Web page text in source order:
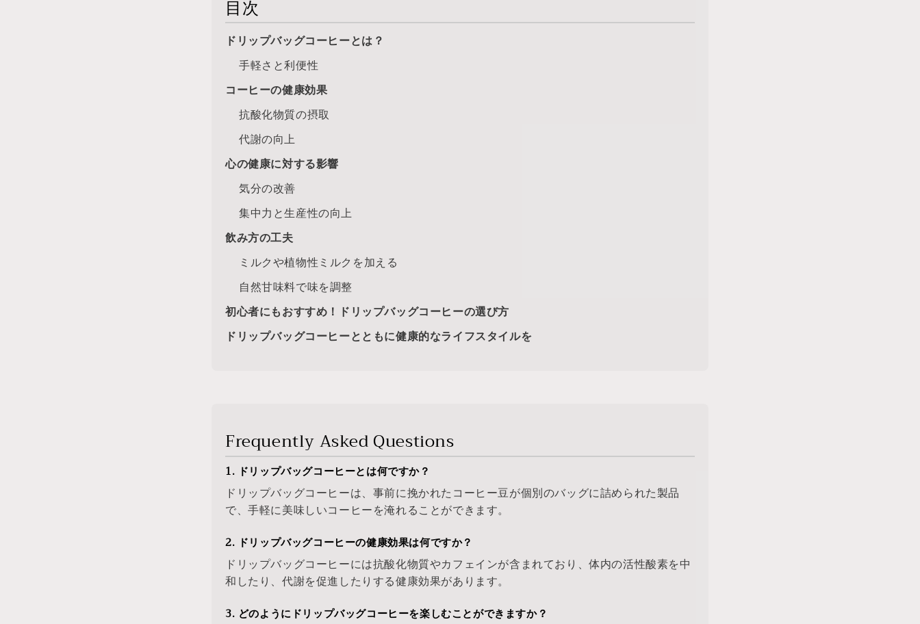
目次
ドリップバッグコーヒーとは？
手軽さと利便性
コーヒーの健康効果
抗酸化物質の摂取
代謝の向上
心の健康に対する影響
気分の改善
集中力と生産性の向上
飲み方の工夫
ミルクや植物性ミルクを加える
自然甘味料で味を調整
初心者にもおすすめ！ドリップバッグコーヒーの選び方
ドリップバッグコーヒーとともに健康的なライフスタイルを
Frequently Asked Questions
1. ドリップバッグコーヒーとは何ですか？
ドリップバッグコーヒーは、事前に挽かれたコーヒー豆が個別のバッグに詰められた製品
で、手軽に美味しいコーヒーを淹れることができます。
2. ドリップバッグコーヒーの健康効果は何ですか？
ドリップバッグコーヒーには抗酸化物質やカフェインが含まれており、体内の活性酸素を中
和したり、代謝を促進したりする健康効果があります。
3. どのようにドリップバッグコーヒーを楽しむことができますか？